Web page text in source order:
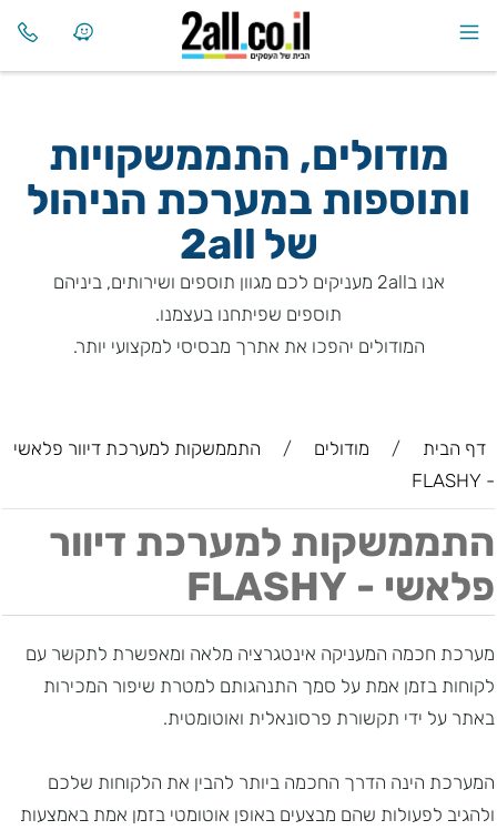
מודולים, התממשקויות
ותוספות במערכת הניהול
של 2all
אנו ב2all מעניקים לכם מגוון תוספים ושירותים, ביניהם
תוספים שפיתחנו בעצמנו.
המודולים יהפכו את אתרך מבסיסי למקצועי יותר.
דף הבית / מודולים /
התממשקות למערכת דיוור פלאשי
- FLASHY
התממשקות למערכת דיוור
פלאשי - FLASHY
מערכת חכמה המעניקה אינטגרציה מלאה ומאפשרת לתקשר עם
לקוחות בזמן אמת על סמך התנהגותם למטרת שיפור המכירות
באתר על ידי תקשורת פרסונאלית ואוטומטית.
המערכת הינה הדרך החכמה ביותר להבין את הלקוחות שלכם
ולהגיב לפעולות שהם מבצעים באופן אוטומטי בזמן אמת באמצעות